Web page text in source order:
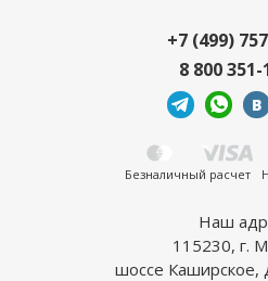
Паркетная доска Focus
Matt 3S)
3 330руб.
+7 (499)
8 800 351-
Безналичный расчет
Наш
115230, г.
шоссе Каширское,